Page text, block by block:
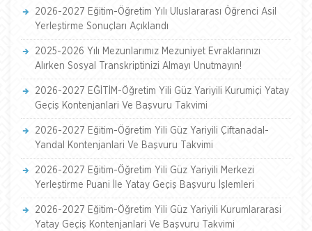
2026-2027 Eğitim-Öğretim Yılı Uluslararası Öğrenci Asil
Yerleştirme Sonuçları Açıklandı
2025-2026 Yılı Mezunlarımız Mezuniyet Evraklarınızı
Alırken Sosyal Transkriptinizi Almayı Unutmayın!
2026-2027 EĞİTİM-Öğretim Yili Güz Yariyili Kurumiçi Yatay
Geçiş Kontenjanlari Ve Başvuru Takvimi
2026-2027 Eğitim-Öğretim Yili Güz Yariyili Çiftanadal-
Yandal Kontenjanlari Ve Başvuru Takvimi
2026-2027 Eğitim-Öğretim Yili Güz Yariyili Merkezi
Yerleştirme Puani İle Yatay Geçiş Başvuru İşlemleri
2026-2027 Eğitim-Öğretim Yili Güz Yariyili Kurumlararasi
Yatay Geçiş Kontenjanlari Ve Başvuru Takvimi